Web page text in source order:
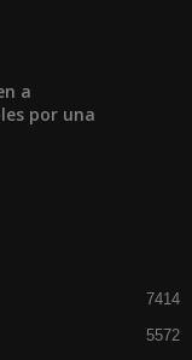
a
por una
7414
5572